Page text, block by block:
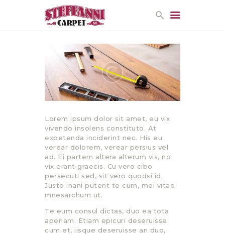
HOME
PROMOTIONS
CONTACT US
Lorem ipsum dolor sit amet, eu vix
vivendo insolens constituto. At
expetenda inciderint nec. His eu
verear dolorem, verear persius vel
ad. Ei partem altera alterum vis, no
vix erant graecis. Cu vero cibo
persecuti sed, sit vero quodsi id.
Justo inani putent te cum, mei vitae
mnesarchum ut.
Te eum consul dictas, duo ea tota
aperiam. Etiam epicuri deseruisse
cum et, iisque deseruisse an duo,